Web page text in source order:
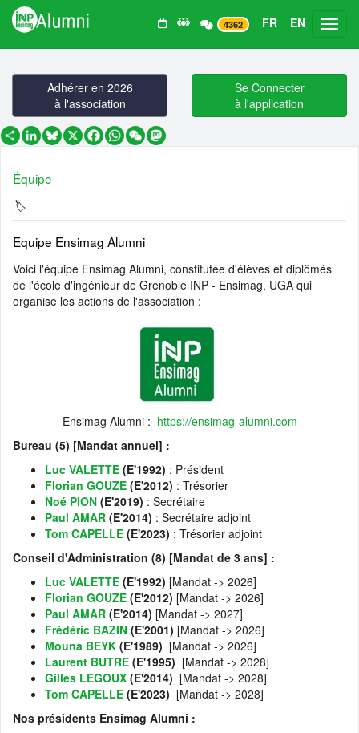
4362 FR EN
Adhérer en 2026
à l'association
Se Connecter
à l'application
PartagerLinkedIn
Bluesky
X Facebook
WhatsApp
WeChatMastodon
Équipe
Equipe Ensimag Alumni
Voici l'équipe Ensimag Alumni, constitutée d'élèves et diplômés
de l'école d'ingénieur de Grenoble INP - Ensimag, UGA qui
organise les actions de l'association :
Ensimag Alumni : https://ensimag-alumni.com
Bureau (5) [Mandat annuel] :
Luc VALETTE (E'1992) : Président
Florian GOUZE (E'2012) : Trésorier
Noé PION (E'2019) : Secrétaire
Paul AMAR (E'2014) : Secrétaire adjoint
Tom CAPELLE (E'2023) : Trésorier adjoint
Conseil d'Administration (8) [Mandat de 3 ans] :
Luc VALETTE (E'1992) [Mandat -> 2026]
Florian GOUZE (E'2012) [Mandat -> 2026]
Paul AMAR (E'2014) [Mandat -> 2027]
Frédéric BAZIN (E'2001) [Mandat -> 2026]
Mouna BEYK (E'1989) [Mandat -> 2026]
Laurent BUTRE (E'1995) [Mandat -> 2028]
Gilles LEGOUX (E'2014) [Mandat -> 2028]
Tom CAPELLE (E'2023) [Mandat -> 2028]
Nos présidents Ensimag Alumni :